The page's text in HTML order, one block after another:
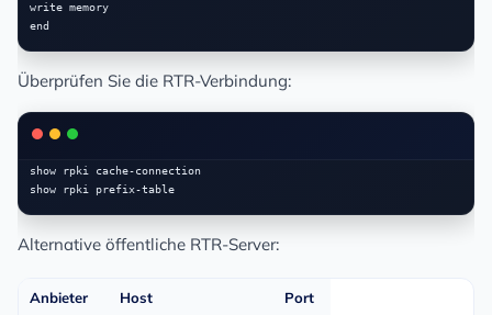
write memory
Überprüfen Sie die RTR-Verbindung:
show rpki cache-connection
Alternative öffentliche RTR-Server:
Anbieter Host Port